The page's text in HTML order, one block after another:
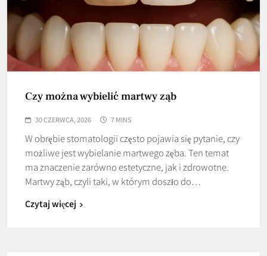
Czy można wybielić martwy ząb
30 CZERWCA, 2026 7 MINS
W obrębie stomatologii często pojawia się pytanie, czy
możliwe jest wybielanie martwego zęba. Ten temat
ma znaczenie zarówno estetyczne, jak i zdrowotne.
Martwy ząb, czyli taki, w którym doszło do…
Czytaj więcej